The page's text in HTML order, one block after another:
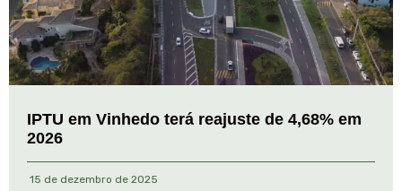
IPTU em Vinhedo terá reajuste de 4,68% em
2026
15 de dezembro de 2025